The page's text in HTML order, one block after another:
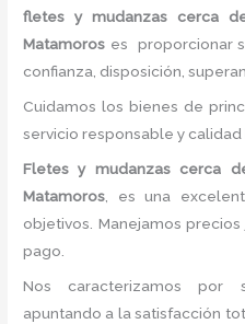
fletes y mudanzas cerca
Matamoros es proporcionar
confianza, disposición,
Cuidamos los bienes de
servicio responsable y calidad
Fletes y mudanzas cerca
Matamoros , es una
objetivos. Manejamos
pago.
Nos caracterizamos por
apuntando a la satisfacción